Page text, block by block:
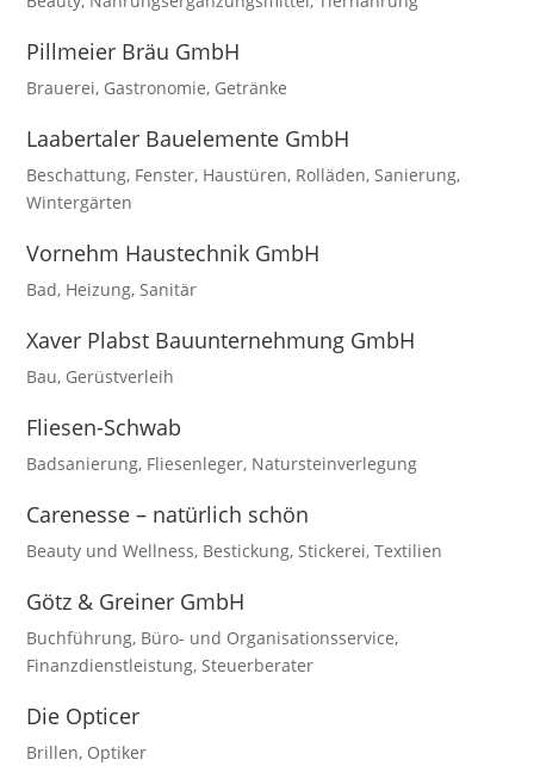
Pillmeier Bräu GmbH
Brauerei, Gastronomie, Getränke
Laabertaler Bauelemente GmbH
Beschattung, Fenster, Haustüren, Rolläden,Sanierung,
Wintergärten
Vornehm Haustechnik GmbH
Bad, Heizung,Sanitär
Xaver Plabst Bauunternehmung GmbH
Bau, Gerüstverleih
Fliesen-Schwab
Badsanierung, Fliesenleger, Natursteinverlegung
Carenesse – natürlich schön
Beauty und Wellness, Bestickung,Stickerei,Textilien
Götz & Greiner GmbH
Buchführung, Büro- und Organisationsservice,
Finanzdienstleistung,Steuerberater
Die Opticer
Brillen, Optiker